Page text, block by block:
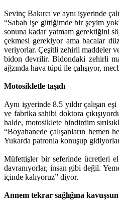
Sevinç Bakırcı ve aynı işyerinde
“Sabah işe gittiğimde bir şeyim
sonuna kadar yatmam gerektiğini
çekmesi gerekiyor ama bacalar
veriyorlar. Çeşitli zehirli maddeler
bidon devrilir. Bidondaki zehirli
ağzında hava tüpü ile çalışıyor,
Motosikletle taşıdı
Aynı işyerinde 8.5 yıldır çalışan
ve fabrika sahibi doktora
halde, motosiklete bindirdim
“Boyahanede çalışanların hemen
Yukarda patronla konuşup
Müfettişler bir seferinde ücretleri
davranıyorlar, insan gibi değil.
içinde kalıyoruz” diyor.
Annem tekrar sağlığına kavuşsun